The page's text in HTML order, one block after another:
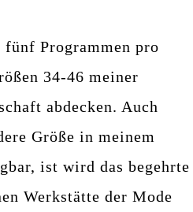
Programmen pro
34-46 meiner
abdecken. Auch
Größe in meinem
ist wird das begehrte
Werkstätte der Mode